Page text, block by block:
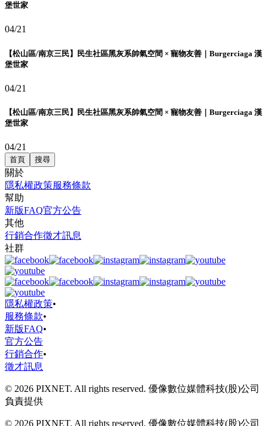
堡世家
04/21
【松山區/南京三民】民生社區黑灰系帥氣空間 × 寵物友善｜Burgerciaga 漢
堡世家
04/21
【松山區/南京三民】民生社區黑灰系帥氣空間 × 寵物友善｜Burgerciaga 漢
堡世家
04/21
首頁 搜尋
關於
隱私權政策服務條款
幫助
新版FAQ官方公告
其他
行銷合作徵才訊息
社群
隱私權政策•
服務條款•
新版FAQ•
官方公告
行銷合作•
徵才訊息
© 2026 PIXNET. All rights reserved. 優像數位媒體科技(股)公司
負責提供
© 2026 PIXNET. All rights reserved. 優像數位媒體科技(股)公司